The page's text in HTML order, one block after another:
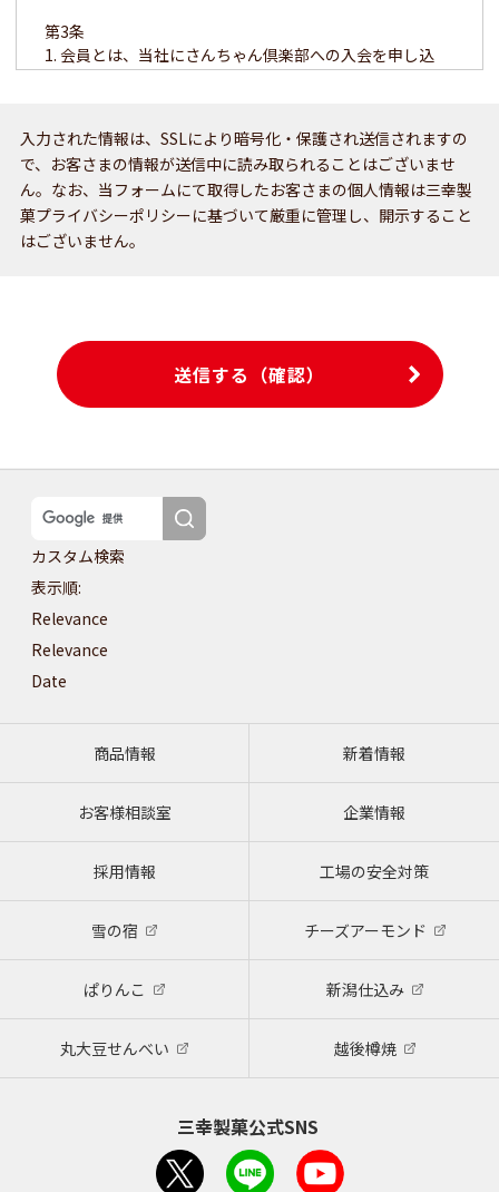
第3条
1. 会員とは、当社にさんちゃん倶楽部への入会を申し込
3. 会員登録の時にご記入いただいた個人情報は、当該個人
の了解が得られた場合、法令等により開示が求められた場
合を除いては、
第三者に提供しないものとします。
入力された情報は、SSLにより暗号化・保護され送信されますの
で、お客さまの情報が送信中に読み取られることはございませ
ん。なお、当フォームにて取得したお客さまの個人情報は三幸製
菓プライバシーポリシーに基づいて厳重に管理し、開示すること
はございません。
送信する（確認）
カスタム検索
表示順:
Relevance
Relevance
Date
商品情報 新着情報
お客様相談室 企業情報
採用情報 工場の安全対策
雪の宿 チーズアーモンド
ぱりんこ 新潟仕込み
丸大豆せんべい 越後樽焼
三幸製菓公式SNS